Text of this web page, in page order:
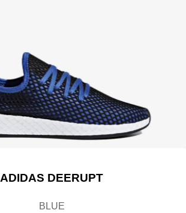
ADIDAS DEERUPT
BLUE